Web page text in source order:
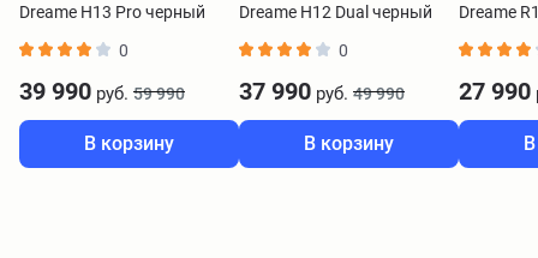
Dreame H13 Pro черный
0
39 990 руб. 59 990
В корзину
Dreame H12 Dual черный
0
37 990 руб. 49 990
В корзину
Dreame
27 990